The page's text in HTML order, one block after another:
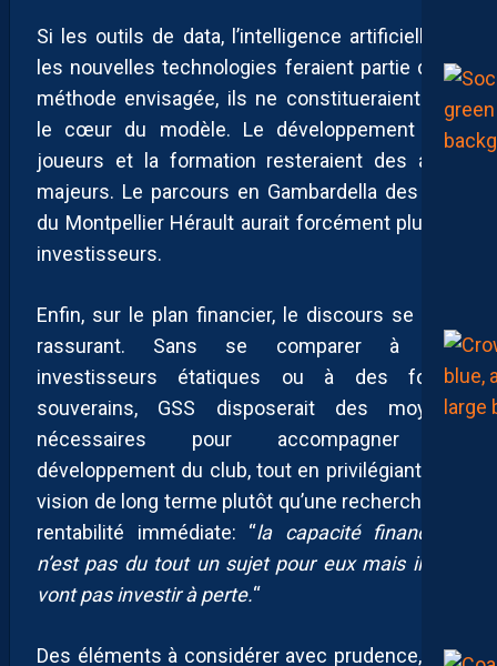
Si les outils de data, l’intelligence artificielle et
les nouvelles technologies feraient partie de la
méthode envisagée, ils ne constitueraient pas
le cœur du modèle. Le développement des
joueurs et la formation resteraient des axes
majeurs. Le parcours en Gambardella des U18
du Montpellier Hérault aurait forcément plu aux
investisseurs.
Enfin, sur le plan financier, le discours se veut
rassurant. Sans se comparer à des
investisseurs étatiques ou à des fonds
souverains, GSS disposerait des moyens
nécessaires pour accompagner le
développement du club, tout en privilégiant une
vision de long terme plutôt qu’une recherche de
rentabilité immédiate: “la capacité financière
n’est pas du tout un sujet pour eux mais ils ne
vont pas investir à perte.“
Des éléments à considérer avec prudence, une